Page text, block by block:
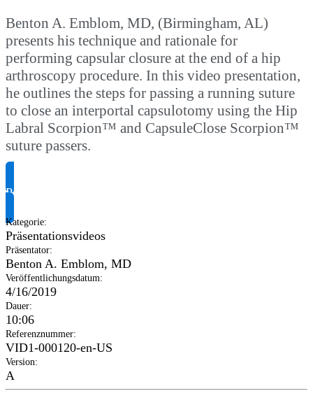
Benton A. Emblom, MD, (Birmingham, AL)
presents his technique and rationale for
performing capsular closure at the end of a hip
arthroscopy procedure. In this video presentation,
he outlines the steps for passing a running suture
to close an interportal capsulotomy using the Hip
Labral Scorpion™ and CapsuleClose Scorpion™
suture passers.
Produktinformationen anfragen
Kategorie:
Präsentationsvideos
Präsentator:
Benton A. Emblom, MD
Veröffentlichungsdatum:
4/16/2019
Dauer:
10:06
Referenznummer:
VID1-000120-en-US
Version:
A